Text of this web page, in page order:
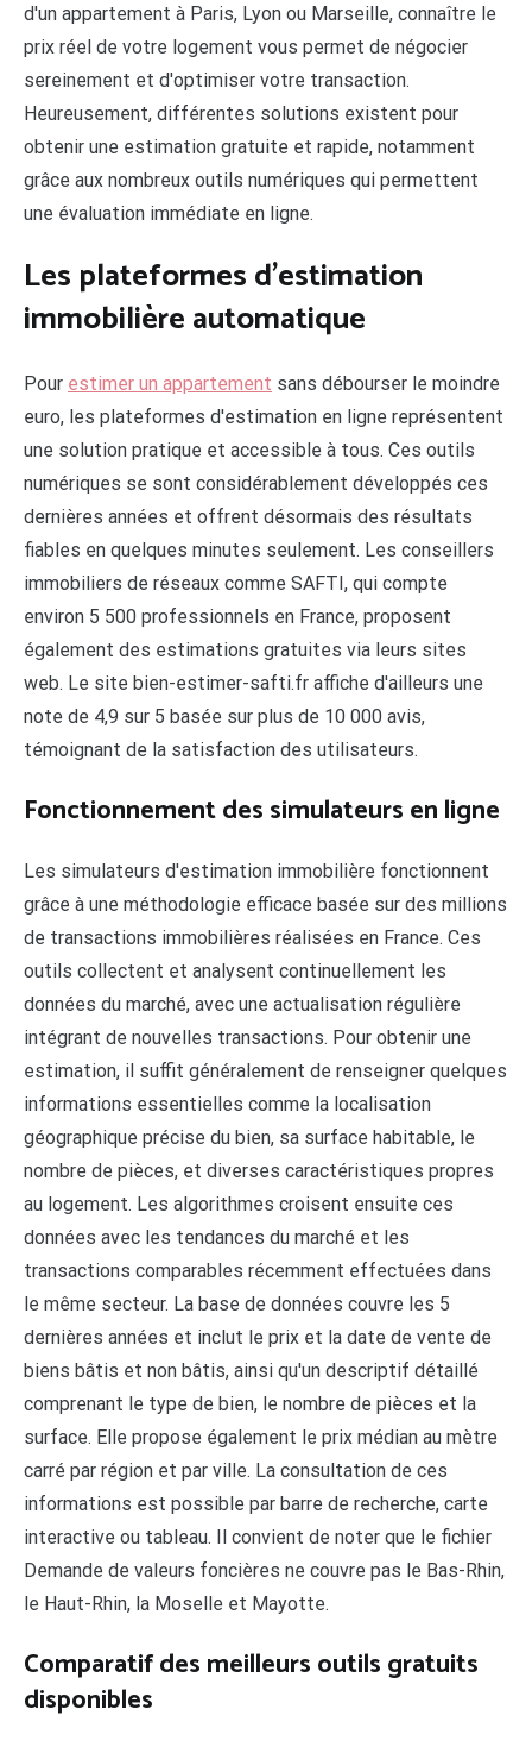
d'un appartement à Paris, Lyon ou Marseille, connaître le
prix réel de votre logement vous permet de négocier
sereinement et d'optimiser votre transaction.
Heureusement, différentes solutions existent pour
obtenir une estimation gratuite et rapide, notamment
grâce aux nombreux outils numériques qui permettent
une évaluation immédiate en ligne.
Les plateformes d'estimation
immobilière automatique
Pour estimer un appartement sans débourser le moindre
euro, les plateformes d'estimation en ligne représentent
une solution pratique et accessible à tous. Ces outils
numériques se sont considérablement développés ces
dernières années et offrent désormais des résultats
fiables en quelques minutes seulement. Les conseillers
immobiliers de réseaux comme SAFTI, qui compte
environ 5 500 professionnels en France, proposent
également des estimations gratuites via leurs sites
web. Le site bien-estimer-safti.fr affiche d'ailleurs une
note de 4,9 sur 5 basée sur plus de 10 000 avis,
témoignant de la satisfaction des utilisateurs.
Fonctionnement des simulateurs en ligne
Les simulateurs d'estimation immobilière fonctionnent
grâce à une méthodologie efficace basée sur des millions
de transactions immobilières réalisées en France. Ces
outils collectent et analysent continuellement les
données du marché, avec une actualisation régulière
intégrant de nouvelles transactions. Pour obtenir une
estimation, il suffit généralement de renseigner quelques
informations essentielles comme la localisation
géographique précise du bien, sa surface habitable, le
nombre de pièces, et diverses caractéristiques propres
au logement. Les algorithmes croisent ensuite ces
données avec les tendances du marché et les
transactions comparables récemment effectuées dans
le même secteur. La base de données couvre les 5
dernières années et inclut le prix et la date de vente de
biens bâtis et non bâtis, ainsi qu'un descriptif détaillé
comprenant le type de bien, le nombre de pièces et la
surface. Elle propose également le prix médian au mètre
carré par région et par ville. La consultation de ces
informations est possible par barre de recherche, carte
interactive ou tableau. Il convient de noter que le fichier
Demande de valeurs foncières ne couvre pas le Bas-Rhin,
le Haut-Rhin, la Moselle et Mayotte.
Comparatif des meilleurs outils gratuits
disponibles